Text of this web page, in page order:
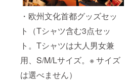
・欧州文化首都グッズセッ
ト（Tシャツ含む3点セッ
ト。Tシャツは大人男女兼
用、S/M/Lサイズ。※ サイズ
は選べません）